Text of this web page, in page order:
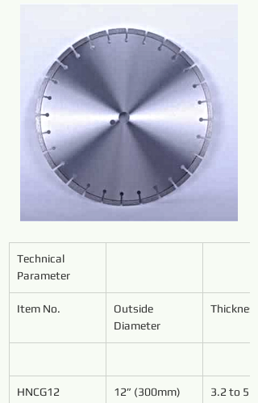
Technical
Parameter
Item No.
Outside
Diameter
Thickness
HNCG12 12” (300mm) 3.2 to 5.4